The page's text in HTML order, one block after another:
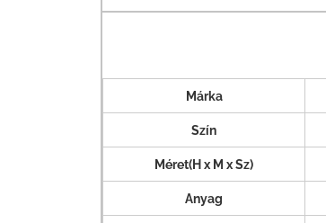
Márka
Szín
Méret(H x M x Sz)
Anyag